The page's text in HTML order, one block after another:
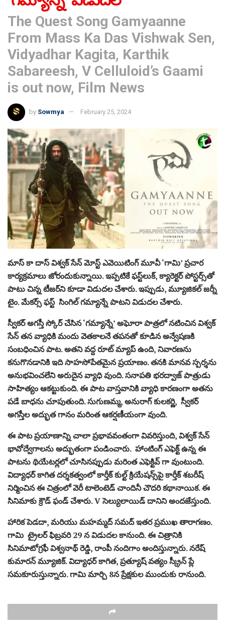
The Quest Song Gamyaanne
From Mass Ka Das Vishwak Sen,
Vidyadhar Kagita, Karthik
Sabareesh, V Celluloid’s Gaami
is out now, Film News
by Sowmya February 25, 2024
మాస్ కా దాస్ విశ్వక్ సేన్ మోస్ట్ ఎవెయిటింగ్ మూవీ ‘గామి’ ప్రచార
కార్యక్రమాలు జోరందుకున్నాయి. ఇప్పటికే ఫస్ట్‌లుక్‌, క్యారెక్టర్‌ పోస్టర్స్‌తో
పాటు చిన్న టీజర్‌ని కూడా విడుదల చేశారు. ఇప్పుడు, మ్యూజికల్ జర్నీ
టైం. మేకర్స్ ఫస్ట్ సింగిల్ గమ్యాన్నే పాటని విడుదల చేశారు.
స్వీకర్ అగస్తీ స్కోర్ చేసిన ‘గమ్యాన్నే’ అఘోరా పాత్రలో నటించిన విశ్వక్
సేన్ తన వ్యాధికి మందు వెతకాలనే తపనతో కూడిన అన్వేషణకి
సంబధించిన పాట. అతని వద్ద రూట్ మ్యాప్ ఉంది, నివారణను
కనుగొనడానికి ఇది సాహసోపేతమైన ప్రయాణం. తనకి మానవ స్పర్శను
అనుభవించలేని అరుదైన వ్యాధి వుంది. సనాపతి భరద్వాజ్ పాత్రుడు
సాహిత్యం ఆకట్టుకుంది. ఈ పాట వాస్తవానికి వ్యాధి కారణంగా అతను
పడే బాధను చూపుతుంది. సుగుణమ్మ, అనురాగ్ కులకర్ణి, స్వీకర్
అగస్తీల అద్భుత గానం మరింత ఆకర్షణీయంగా వుంది.
ఈ పాట ప్రయాణాన్ని చాలా ప్రభావవంతంగా వివరిస్తుంది, విశ్వక్ సేన్
భావోద్వేగాలను అద్భుతంగా పండించారు. హాంటింగ్ ఎఫెక్ట్ ఉన్న ఈ
పాటను థియేటర్లలో చూసినప్పుడు మరింత ఎఫెక్టివ్ గా వుంటుంది.
విద్యాధర్ కాగిత దర్శకత్వంలో కార్తీక్ కుల్ట్ క్రియేషన్స్‌పై కార్తీక్ శబరీష్
నిర్మించిన ఈ చిత్రంలో వెరీ టాలెంటెడ్ చాందినీ చౌదరి కథానాయిక. ఈ
సినిమాకు క్రౌడ్ ఫండ్ చేశారు. V సెల్యులాయిడ్ దానిని అందజేస్తుంది.
హారిక పెడదా, మరియు మహమ్మద్ సమద్ ఇతర ప్రముఖ తారాగణం.
గామి ట్రైలర్ ఫిబ్రవరి 29 న విడుదల కానుంది. ఈ చిత్రానికి
సినిమాటోగ్రఫీ విశ్వనాథ్ రెడ్డి, రాంపీ నందిగాం అందిస్తున్నారు. నరేష్
కుమారన్ మ్యూజిక్. విద్యాధర్ కాగిత, ప్రత్యూష్ వత్యం స్క్రీన్ ప్లే
సమకూరుస్తున్నారు. గామి మార్చి 8న ప్రేక్షకుల ముందుకు రానుంది.